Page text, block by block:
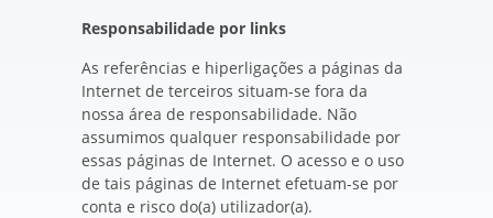
Responsabilidade por links
As referências e hiperligações a páginas da
Internet de terceiros situam-se fora da
nossa área de responsabilidade. Não
assumimos qualquer responsabilidade por
essas páginas de Internet. O acesso e o uso
de tais páginas de Internet efetuam-se por
conta e risco do(a) utilizador(a).